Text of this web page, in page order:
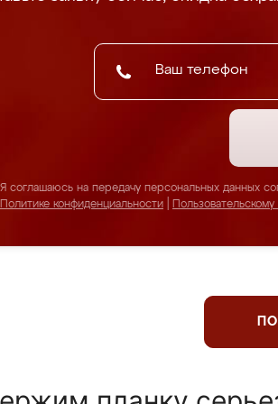
Я соглашаюсь на передачу персональных данных
Политике конфиденциальности